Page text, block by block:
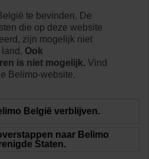
Toebehoren
te bevinden. De
die op deze website
zijn mogelijk niet
Ook
is niet mogelijk. Vind
Belimo-website.
België verblijven.
naar Belimo
Staten.